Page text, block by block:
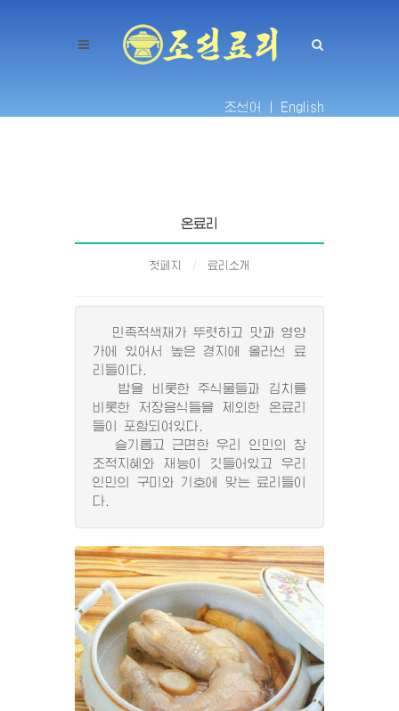
조선어 | English
온료리
첫페지 료리소개
민족적색채가 뚜렷하고 맛과 영양
가에 있어서 높은 경지에 올라선 료
리들이다.
밥을 비롯한 주식물들과 김치를
비롯한 저장음식들을 제외한 온료리
들이 포함되여있다.
슬기롭고 근면한 우리 인민의 창
조적지혜와 재능이 깃들어있고 우리
인민의 구미와 기호에 맞는 료리들이
다.